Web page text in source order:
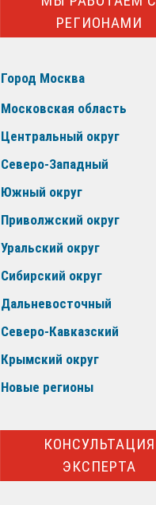
РЕГИОНАМИ
Город Москва
Московская область
Центральный округ
Северо-Западный
Южный округ
Приволжский округ
Уральский округ
Сибирский округ
Дальневосточный
Северо-Кавказский
Крымский округ
Новые регионы
КОНСУЛЬТАЦИЯ
ЭКСПЕРТА